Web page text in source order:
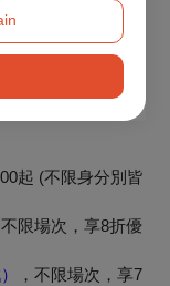
入續會禮券：8折
，限年滿65歲以
，限身障者本人
起 (不限身分別皆
不限場次，享8折優
，不限場次， 享7